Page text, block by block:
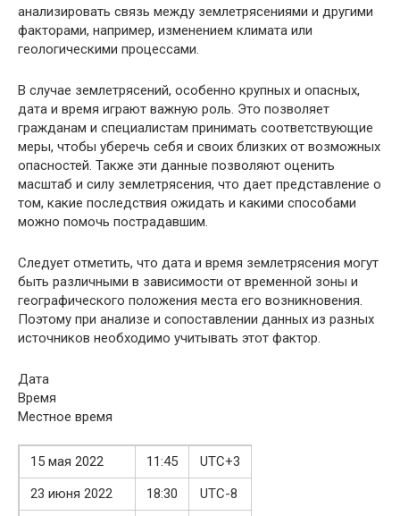
анализировать связь между землетрясениями и другими
факторами, например, изменением климата или
геологическими процессами.
В случае землетрясений, особенно крупных и опасных,
дата и время играют важную роль. Это позволяет
гражданам и специалистам принимать соответствующие
меры, чтобы уберечь себя и своих близких от возможных
опасностей. Также эти данные позволяют оценить
масштаб и силу землетрясения, что дает представление о
том, какие последствия ожидать и какими способами
можно помочь пострадавшим.
Следует отметить, что дата и время землетрясения могут
быть различными в зависимости от временной зоны и
географического положения места его возникновения.
Поэтому при анализе и сопоставлении данных из разных
источников необходимо учитывать этот фактор.
Дата
Время
Местное время
15 мая 2022 11:45
UTC+3
23 июня 2022
18:30
UTC-8